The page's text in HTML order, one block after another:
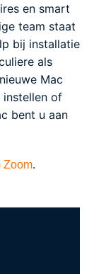
en smart
team staat
bij installatie
als
Mac
instellen of
bent u aan
Zoom.